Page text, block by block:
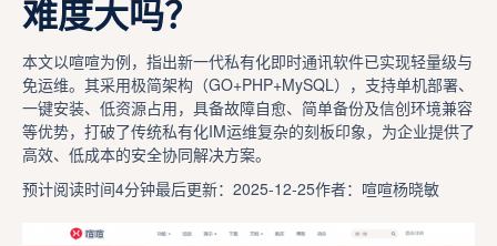
难度大吗？
本文以喧喧为例，指出新一代私有化即时通讯软件已实现轻量级与
免运维。其采用极简架构（GO+PHP+MySQL），支持单机部署、
一键安装、低资源占用，具备故障自愈、简单备份及信创环境兼容
等优势，打破了传统私有化IM运维复杂的刻板印象，为企业提供了
高效、低成本的安全协同解决方案。
预计阅读时间4分钟最后更新：2025-12-25作者：喧喧杨晓敏